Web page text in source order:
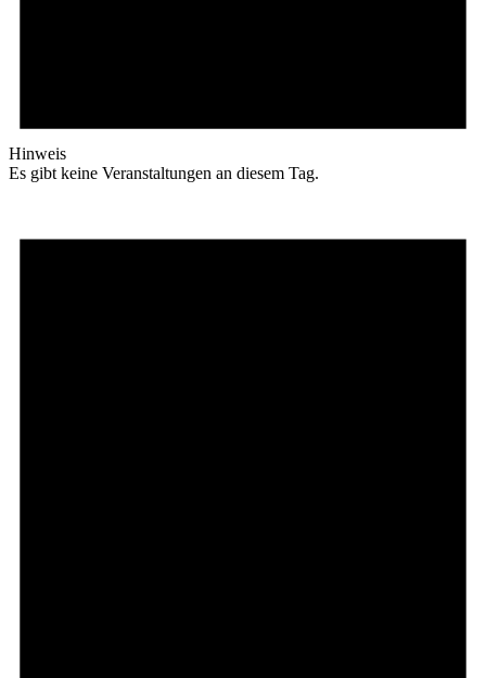
Hinweis
Es gibt keine Veranstaltungen an diesem Tag.